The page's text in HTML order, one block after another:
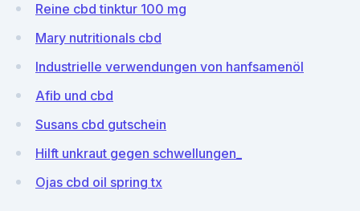
Reine cbd tinktur 100 mg
Mary nutritionals cbd
Industrielle verwendungen von hanfsamenöl
Afib und cbd
Susans cbd gutschein
Hilft unkraut gegen schwellungen_
Ojas cbd oil spring tx